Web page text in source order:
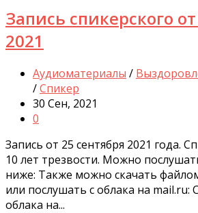
Запись спикерского
2021
Аудиоматериалы /
/Спикер
30 Сен, 2021
0
Запись от 25 сентября 2021 года.
10 лет трезвости. Можно
ниже: Также можно скачать
или послушать с облака на mail.ru:
облака на...